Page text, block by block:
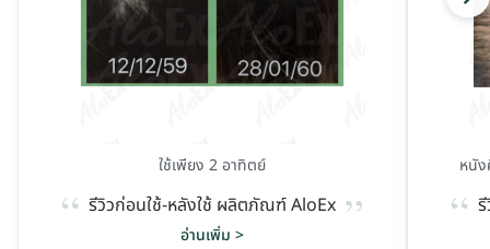
ใช้เพียง 2 อาทิตย์
“ รีวิวก่อนใช้-หลังใช้ ผลิตภัณฑ์ AloEx ”
อ่านเพิ่ม >
หนัง
“